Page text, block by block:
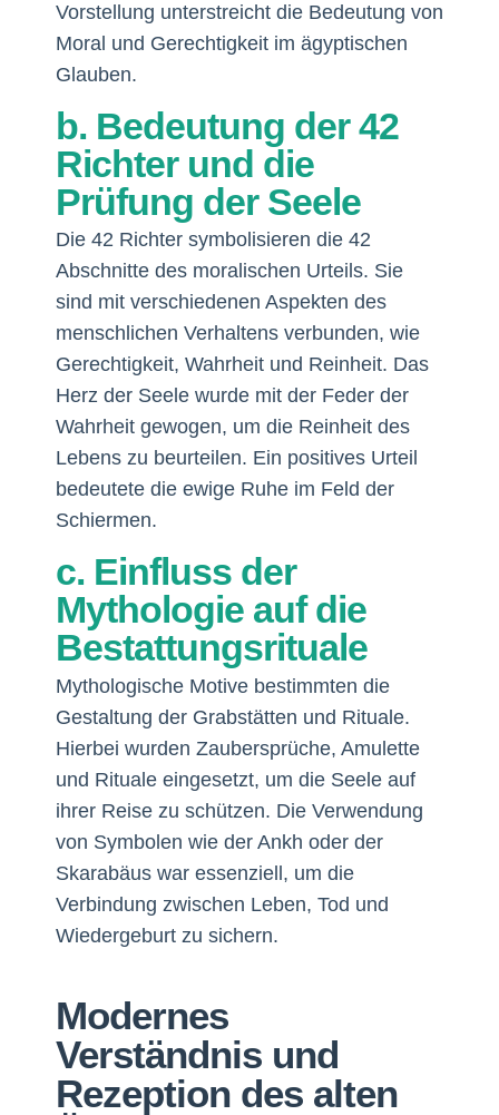
Vorstellung unterstreicht die Bedeutung von
Moral und Gerechtigkeit im ägyptischen
Glauben.
b. Bedeutung der 42
Richter und die
Prüfung der Seele
Die 42 Richter symbolisieren die 42
Abschnitte des moralischen Urteils. Sie
sind mit verschiedenen Aspekten des
menschlichen Verhaltens verbunden, wie
Gerechtigkeit, Wahrheit und Reinheit. Das
Herz der Seele wurde mit der Feder der
Wahrheit gewogen, um die Reinheit des
Lebens zu beurteilen. Ein positives Urteil
bedeutete die ewige Ruhe im Feld der
Schiermen.
c. Einfluss der
Mythologie auf die
Bestattungsrituale
Mythologische Motive bestimmten die
Gestaltung der Grabstätten und Rituale.
Hierbei wurden Zaubersprüche, Amulette
und Rituale eingesetzt, um die Seele auf
ihrer Reise zu schützen. Die Verwendung
von Symbolen wie der Ankh oder der
Skarabäus war essenziell, um die
Verbindung zwischen Leben, Tod und
Wiedergeburt zu sichern.
Modernes
Verständnis und
Rezeption des alten